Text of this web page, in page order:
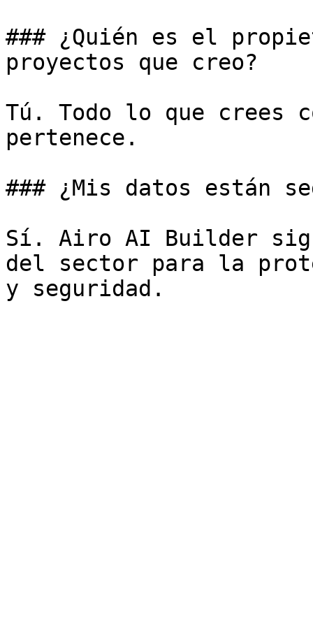
### ¿Quién es el
proyectos que creo?
Tú. Todo lo que crees
pertenece.
### ¿Mis datos están
Sí. Airo AI Builder
del sector para la
y seguridad.